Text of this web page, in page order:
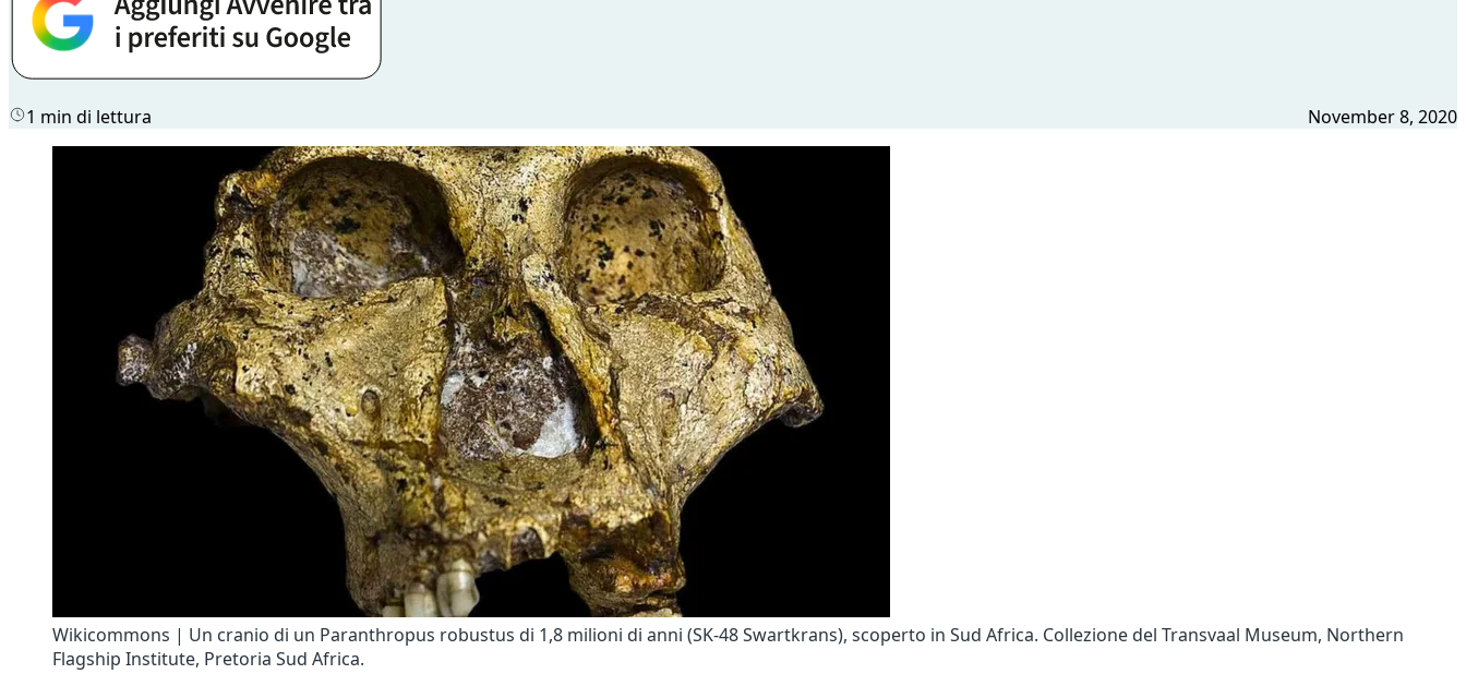
1 min di lettura November 8, 2020
Wikicommons | Un cranio di un Paranthropus robustus di 1,8 milioni di anni (SK-48 Swartkrans), scoperto in Sud Africa. Collezione del Transvaal Museum, Northern
Flagship Institute, Pretoria Sud Africa.